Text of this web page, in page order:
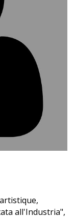
all'Industria",